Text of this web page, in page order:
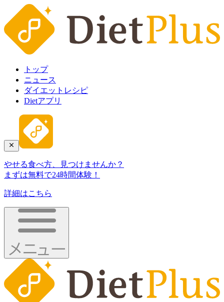
トップ
ニュース
ダイエットレシピ
Dietアプリ
やせる食べ方、見つけませんか？
まずは無料で24時間体験！
詳細はこちら